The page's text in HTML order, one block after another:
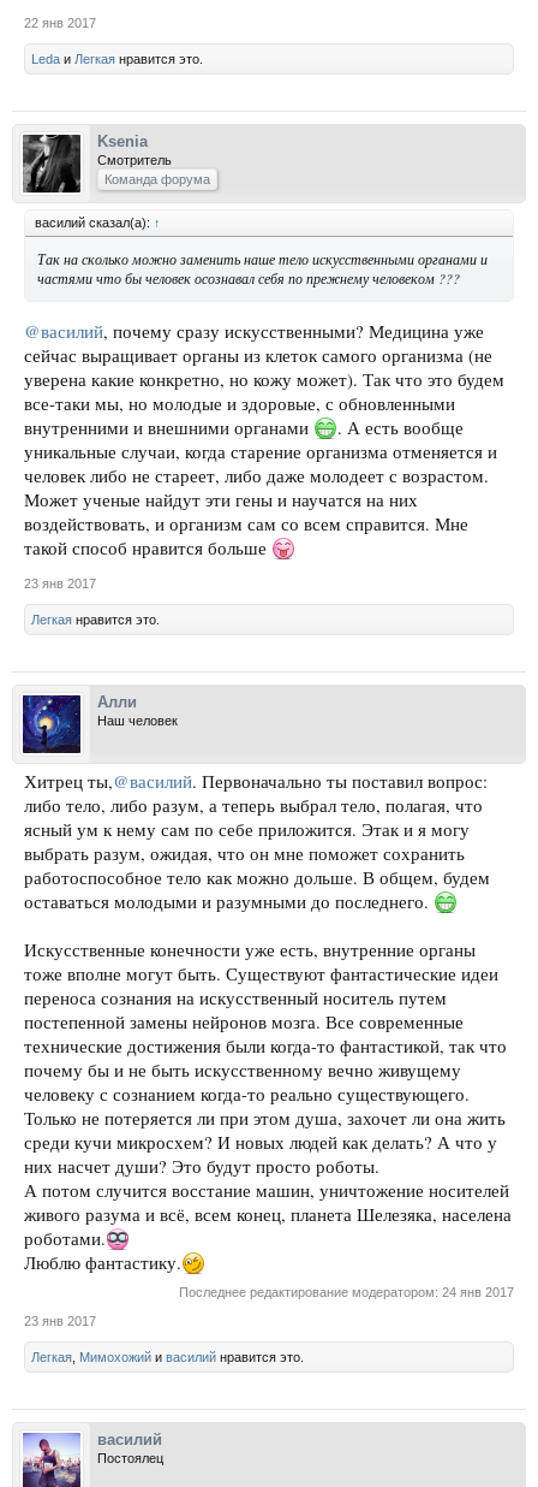
22 янв 2017
Leda и Легкая нравится это.
Ksenia
Смотритель
Команда форума
василий сказал(а): ↑
Так на сколько можно заменить наше тело искусственными органами и
частями что бы человек осознавал себя по прежнему человеком ???
@василий, почему сразу искусственными? Медицина уже
сейчас выращивает органы из клеток самого организма (не
уверена какие конкретно, но кожу может). Так что это будем
все-таки мы, но молодые и здоровые, с обновленными
внутренними и внешними органами
. А есть вообще
уникальные случаи, когда старение организма отменяется и
человек либо не стареет, либо даже молодеет с возрастом.
Может ученые найдут эти гены и научатся на них
воздействовать, и организм сам со всем справится. Мне
такой способ нравится больше
23 янв 2017
Легкая нравится это.
Алли
Наш человек
Хитрец ты,@василий. Первоначально ты поставил вопрос:
либо тело, либо разум, а теперь выбрал тело, полагая, что
ясный ум к нему сам по себе приложится. Этак и я могу
выбрать разум, ожидая, что он мне поможет сохранить
работоспособное тело как можно дольше. В общем, будем
оставаться молодыми и разумными до последнего.
Искусственные конечности уже есть, внутренние органы
тоже вполне могут быть. Существуют фантастические идеи
переноса сознания на искусственный носитель путем
постепенной замены нейронов мозга. Все современные
технические достижения были когда-то фантастикой, так что
почему бы и не быть искусственному вечно живущему
человеку с сознанием когда-то реально существующего.
Только не потеряется ли при этом душа, захочет ли она жить
среди кучи микросхем? И новых людей как делать? А что у
них насчет души? Это будут просто роботы.
А потом случится восстание машин, уничтожение носителей
живого разума и всё, всем конец, планета Шелезяка, населена
роботами.
Люблю фантастику.
Последнее редактирование модератором: 24 янв 2017
23 янв 2017
Легкая Мимохожий и василий нравится это.
василий
Постоялец